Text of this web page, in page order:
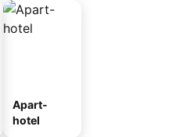
Apart-
hotel